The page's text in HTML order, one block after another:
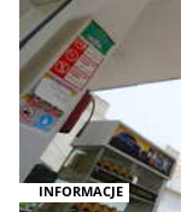
INFORMACJE